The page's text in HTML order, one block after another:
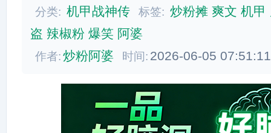
分类: 机甲战神传 标签: 炒粉摊 爽文 机甲
盗 辣椒粉 爆笑 阿婆
作者:炒粉阿婆 时间: 2026-06-05